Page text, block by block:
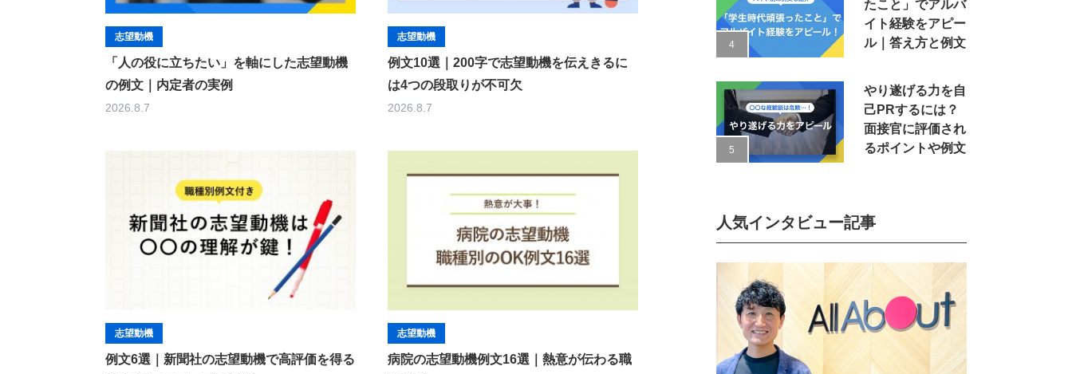
志望動機
「人の役に立ちたい」を軸にした志望動機
の例文｜内定者の実例
2026.8.7
志望動機
例文10選｜200字で志望動機を伝えきるに
は4つの段取りが不可欠
2026.8.7
志望動機
例文6選｜新聞社の志望動機で高評価を得る
志望動機
病院の志望動機例文16選｜熱意が伝わる職
たこと」でアルバ
イト経験をアピー
ル｜答え方と例文
やり遂げる力を自
己PRするには？
面接官に評価され
るポイントや例文
人気インタビュー記事